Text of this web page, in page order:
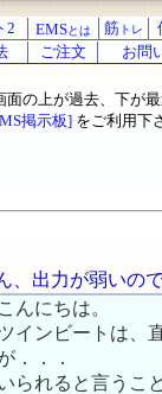
2 EMSとは 筋 トレ
ご注文 お問
の上が過去、下が最
掲示板] をご利用下
、出力が弱いの
んにちは。
インビートは、
．．．
られると言うこ